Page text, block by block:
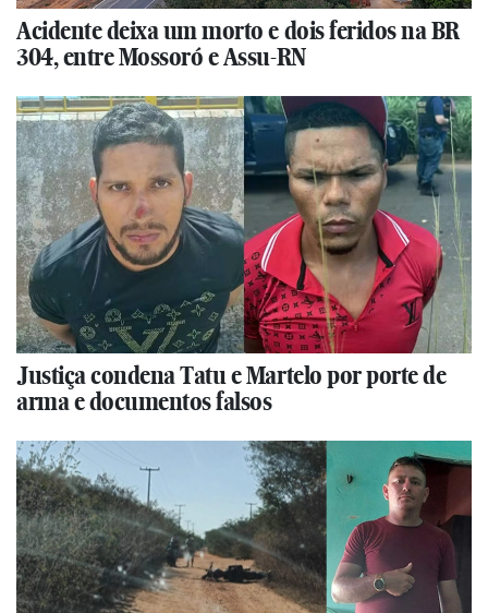
Acidente deixa um morto e dois feridos na BR
304, entre Mossoró e Assu-RN
Justiça condena Tatu e Martelo por porte de
arma e documentos falsos